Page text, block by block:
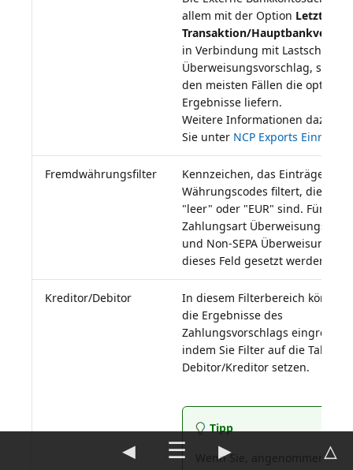
allem mit der Option Letzte
Transaktion/
in Verbindung mit Lastschrift/
Überweisungsvorschlag, sollte
den meisten Fällen die
Ergebnisse liefern.
Weitere Informationen dazu
Sie unter NCP Exports
Fremdwährungsfilter
Kennzeichen, das Einträge mit
Währungscodes filtert, die nicht
"leer" oder "EUR" sind. Für die
Zahlungsart
und Non-SEPA Überweisung
dieses Feld gesetzt werden.
Kreditor/Debitor
In diesem Filterbereich können
die Ergebnisse des
Zahlungsvorschlags eingrenzen
indem Sie Filter auf die Tabellen
Debitor/Kreditor setzen.
Tipp
Wenn Sie, angenommen,
◀ ☰ ▶ △